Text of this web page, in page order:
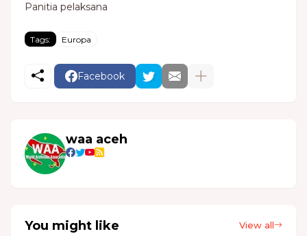
Panitia pelaksana
Tags: Europa
Facebook
waa aceh
You might like View all